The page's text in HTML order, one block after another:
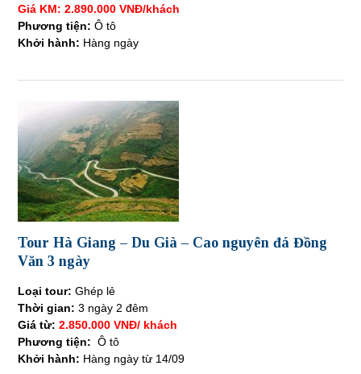
Giá KM: 2.890.000 VNĐ/khách
Phương tiện:Ô tô
Khởi hành: Hàng ngày
Tour Hà Giang – Du Già – Cao nguyên đá Đồng
Văn 3 ngày
Loại tour: Ghép lẻ
Thời gian: 3 ngày 2 đêm
Giá từ: 2.850.000 VNĐ/ khách
Phương tiện: Ô tô
Khởi hành: Hàng ngày từ 14/09